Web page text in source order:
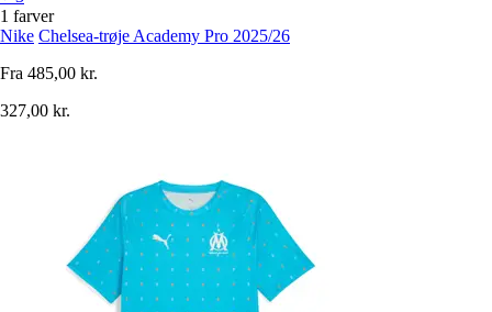
1 farver
Nike Chelsea-trøje Academy Pro 2025/26
Fra 485,00 kr.
327,00 kr.